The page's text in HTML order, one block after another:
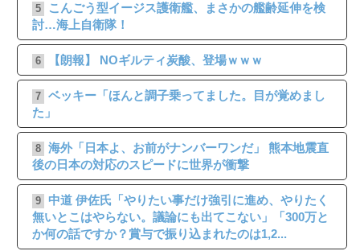
5
こんごう型イージス護衛艦、まさかの艦齢延伸を検
討…海上自衛隊！
6 【朗報】 NOギルティ炭酸、登場ｗｗｗ
7 ベッキー「ほんと調子乗ってました。目が覚めまし
た」
8 海外「日本よ、お前がナンバーワンだ」 熊本地震直
後の日本の対応のスピードに世界が衝撃
9 中道 伊佐氏「やりたい事だけ強引に進め、やりたく
無いとこはやらない。議論にも出てこない」「300万と
か何の話ですか？賞与で振り込まれたのは1,2...